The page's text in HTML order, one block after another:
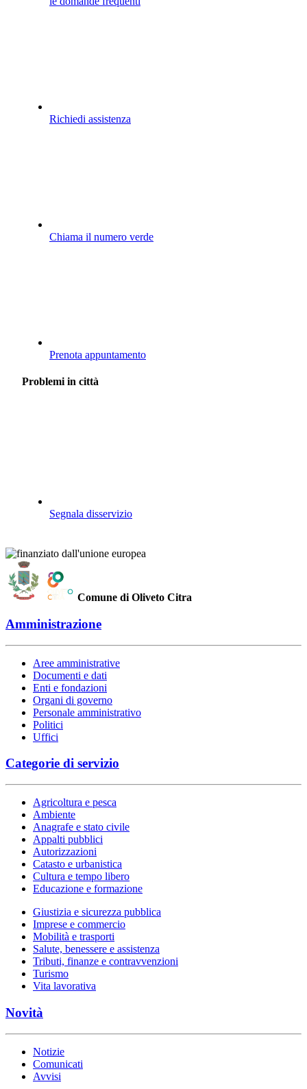
Richiedi assistenza
Chiama il numero verde
Prenota appuntamento
Problemi in città
Segnala disservizio
Comune di Oliveto Citra
Amministrazione
Aree amministrative
Documenti e dati
Enti e fondazioni
Organi di governo
Personale amministrativo
Politici
Uffici
Categorie di servizio
Agricoltura e pesca
Ambiente
Anagrafe e stato civile
Appalti pubblici
Autorizzazioni
Catasto e urbanistica
Cultura e tempo libero
Educazione e formazione
Giustizia e sicurezza pubblica
Imprese e commercio
Mobilità e trasporti
Salute, benessere e assistenza
Tributi, finanze e contravvenzioni
Turismo
Vita lavorativa
Novità
Notizie
Comunicati
Avvisi